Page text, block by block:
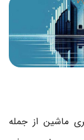
ماشین از جمله